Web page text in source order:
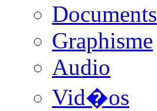
Documents
Graphisme
Audio
Vid�os